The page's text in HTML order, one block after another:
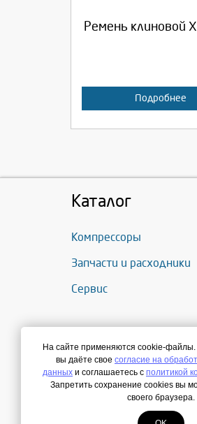
Ремень клиновой
Подробнее
Каталог
Компрессоры
Запчасти и расходники
Сервис
На сайте применяются cookie-файлы.
вы даёте свое согласие на
данных и соглашаетесь с политикой
Запретить сохранение cookies вы
своего браузера.